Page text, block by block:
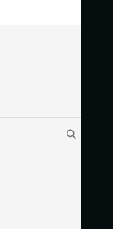
B